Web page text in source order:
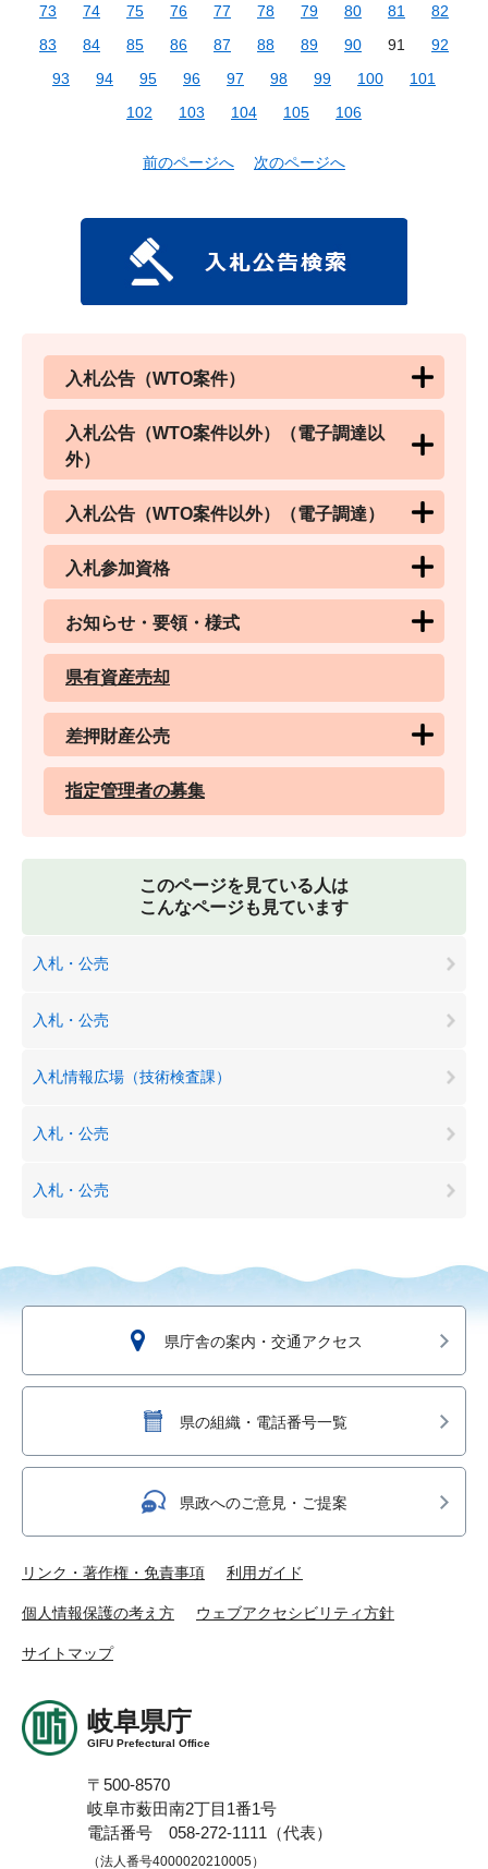
73
74 75 76 77 78 79 80 81
82
83
84 85 86 87 88 89 90 91
92
93
94 95 96 97 98 99 100
101
102
103 104 105 106
前のページへ 次のページへ
入札公告（WTO案件）
入札公告（WTO案件以外）（電子調達以
外）
入札公告（WTO案件以外）（電子調達）
入札参加資格
お知らせ・要領・様式
県有資産売却
差押財産公売
指定管理者の募集
このページを見ている人は
こんなページも見ています
入札・公売
入札・公売
入札情報広場（技術検査課）
入札・公売
入札・公売
県庁舎の案内・交通アクセス
県の組織・電話番号一覧
県政へのご意見・ご提案
リンク・著作権・免責事項 利用ガイド
個人情報保護の考え方 ウェブアクセシビリティ方針
サイトマップ
岐阜県庁
GIFU Prefectural Office
〒500-8570
岐阜市薮田南2丁目1番1号
電話番号 058-272-1111（代表）
（法人番号4000020210005）